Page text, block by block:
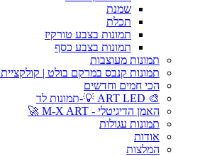
שמנת
תכלת
תמונות בצבע טורקיז
תמונות בצבע כסף
תמונות מעוצבות
תמונות קנבס במרקם בולט | קולקציית Art Touch
הכי חמים וחדשים
🎨 ART LED 💡-תמונות לד
האמן הדיגיטלי - M-X ART 🚀
תמונות עגולות
אודות
המלצות